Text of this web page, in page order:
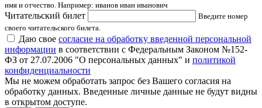
имя и отчество. Например: иванов иван иванович
Читательский билет
Введите номер
своего читательского билета.
Даю свое согласие на обработку введенной персональной
информации в соответствии с Федеральным Законом №152-
ФЗ от 27.07.2006 "О персональных данных" и политикой
конфиденциальности
Мы не можем обработать запрос без Вашего согласия на
обработку данных. Введенные личные данные не будут видны
в открытом доступе.